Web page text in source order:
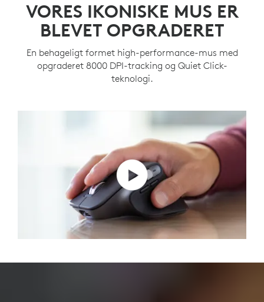
VORES IKONISKE MUS ER
BLEVET OPGRADERET
En behageligt formet high-performance-mus med
opgraderet 8000 DPI-tracking og Quiet Click-
teknologi.